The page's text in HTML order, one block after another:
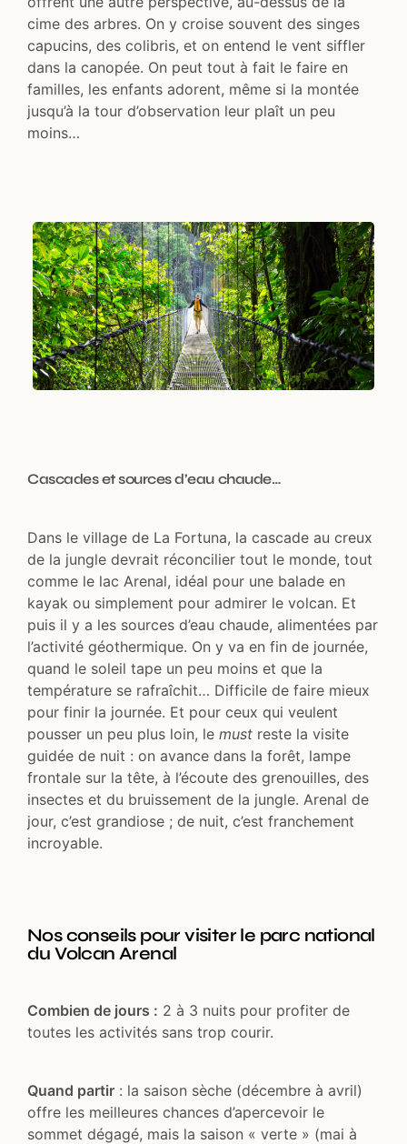
cime des arbres. On y croise souvent des singes
capucins, des colibris, et on entend le vent siffler
dans la canopée. On peut tout à fait le faire en
familles, les enfants adorent, même si la montée
jusqu’à la tour d’observation leur plaît un peu
moins…
Cascades et sources d’eau chaude…
Dans le village de La Fortuna, la cascade au creux
de la jungle devrait réconcilier tout le monde, tout
comme le lac Arenal, idéal pour une balade en
kayak ou simplement pour admirer le volcan. Et
puis il y a les sources d’eau chaude, alimentées par
l’activité géothermique. On y va en fin de journée,
quand le soleil tape un peu moins et que la
température se rafraîchit… Difficile de faire mieux
pour finir la journée. Et pour ceux qui veulent
pousser un peu plus loin, le must reste la visite
guidée de nuit : on avance dans la forêt, lampe
frontale sur la tête, à l’écoute des grenouilles, des
insectes et du bruissement de la jungle. Arenal de
jour, c’est grandiose ; de nuit, c’est franchement
incroyable.
Nos conseils pour visiter le parc national
du Volcan Arenal
Combien de jours : 2 à 3 nuits pour profiter de
toutes les activités sans trop courir.
Quand partir : la saison sèche (décembre à avril)
offre les meilleures chances d’apercevoir le
sommet dégagé, mais la saison « verte » (mai à